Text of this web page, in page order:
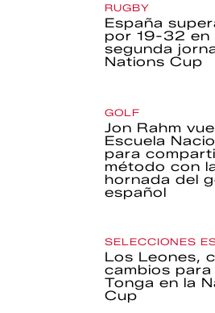
RUGBY
España
por 19-32 en
segunda
Nations Cup
GOLF
Jon Rahm
Escuela
para
método con
hornada del
español
SELECCIONES
Los Leones,
cambios para
Tonga en la
Cup